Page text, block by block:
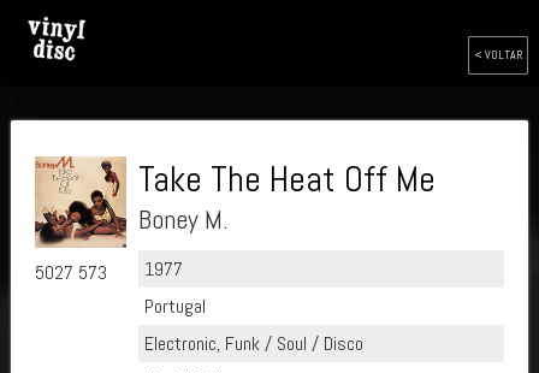
< VOLTAR
5027 573
Take The Heat Off Me
Boney M.
1977
Portugal
Electronic, Funk / Soul / Disco